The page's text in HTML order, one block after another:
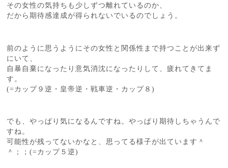
その女性の気持ちも少しずつ離れているのか、
だから期待感達成が得られないでいるのでしょう。
前のように思うようにその女性と関係性まで持つことが出来ず
にいて、
自暴自棄になったり意気消沈になったりして、疲れてきてま
す。
(=カップ９逆・皇帝逆・戦車逆・カップ８)
でも、やっぱり気になるんですね。やっぱり期待しちゃうんで
すね。
可能性が残ってないかなと、思ってる様子が出ています＾
＾；；(=カップ５逆)